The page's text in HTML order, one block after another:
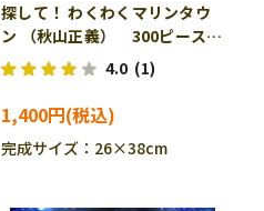
探して！ わくわくマリンタウ
ン （秋山正義） 300ピース
ジグソーパズル EPO-28-
032s
4.0 (1)
1,400円
完成サイズ：26×38cm